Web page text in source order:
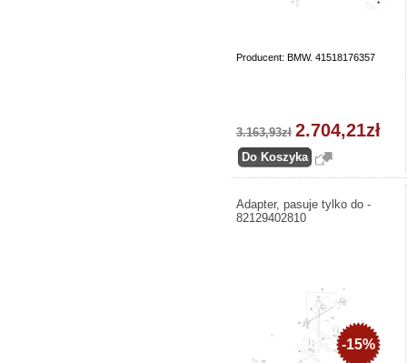
Producent: BMW. 41518176357
3.163,93zł 2.704,21zł
Adapter, pasuje tylko do -
82129402810
-15%